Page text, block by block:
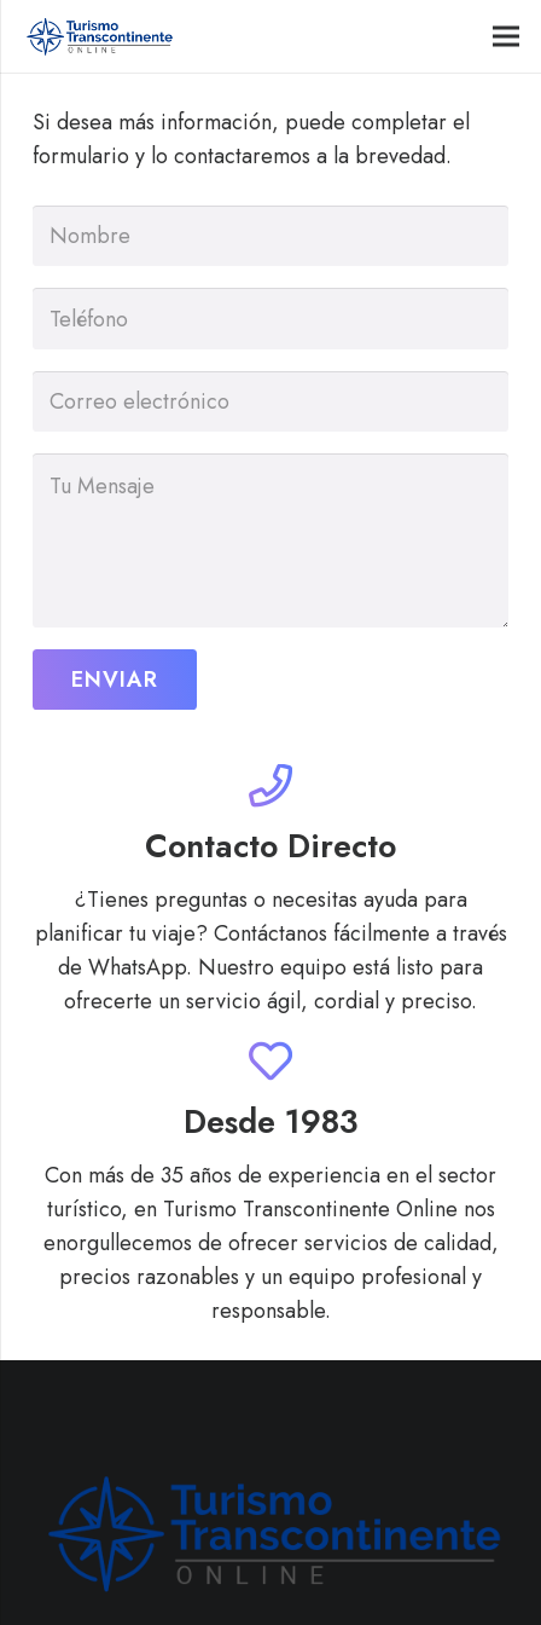
Si desea más información, puede completar el
formulario y lo contactaremos a la brevedad.
Contacto Directo
¿Tienes preguntas o necesitas ayuda para
planificar tu viaje? Contáctanos fácilmente a través
de WhatsApp. Nuestro equipo está listo para
ofrecerte un servicio ágil, cordial y preciso.
Desde 1983
Con más de 35 años de experiencia en el sector
turístico, en Turismo Transcontinente Online nos
enorgullecemos de ofrecer servicios de calidad,
precios razonables y un equipo profesional y
responsable.